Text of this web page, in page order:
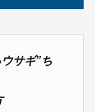
サギ”ち